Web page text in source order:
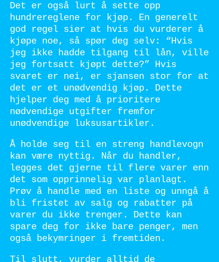
Det er også lurt å sette opp
hundrereglene for kjøp. En generelt
god regel sier at hvis du vurderer å
kjøpe noe, så spør deg selv: “Hvis
jeg ikke hadde tilgang til lån, ville
jeg fortsatt kjøpt dette?” Hvis
svaret er nei, er sjansen stor for at
det er et unødvendig kjøp. Dette
hjelper deg med å prioritere
nødvendige utgifter fremfor
unødvendige luksusartikler.
Å holde seg til en streng handlevogn
kan være nyttig. Når du handler,
legges det gjerne til flere varer enn
det som opprinnelig var planlagt.
Prøv å handle med en liste og unngå å
bli fristet av salg og rabatter på
varer du ikke trenger. Dette kan
spare deg for ikke bare penger, men
også bekymringer i fremtiden.
Til slutt, vurder alltid de